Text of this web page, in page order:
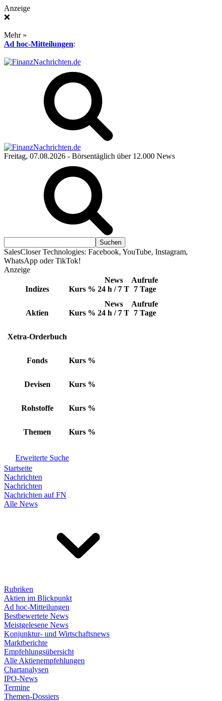
Anzeige
❌
Mehr »
Ad hoc-Mitteilungen:
Freitag, 07.08.2026 - Börsentäglich über 12.000 News
SalesCloser Technologies: Facebook, YouTube, Instagram,
WhatsApp oder TikTok!
Anzeige
Indizes Kurs %
News
24 h / 7 T
Aufrufe
7 Tage
Aktien Kurs %
News
24 h / 7 T
Aufrufe
7 Tage
Xetra-Orderbuch
Fonds Kurs %
Devisen Kurs %
Rohstoffe Kurs %
Themen Kurs %
Erweiterte Suche
Startseite
Nachrichten
Nachrichten
Nachrichten auf FN
Alle News
Rubriken
Aktien im Blickpunkt
Ad hoc-Mitteilungen
Bestbewertete News
Meistgelesene News
Konjunktur- und Wirtschaftsnews
Marktberichte
Empfehlungsübersicht
Alle Aktienempfehlungen
Chartanalysen
IPO-News
Termine
Themen-Dossiers